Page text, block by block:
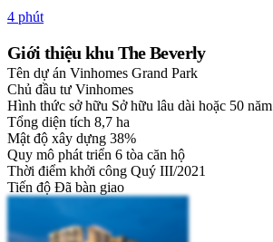
4 phút
Giới thiệu khu The Beverly
Tên dự án Vinhomes Grand Park
Chủ đầu tư Vinhomes
Hình thức sở hữu Sở hữu lâu dài hoặc 50 năm
Tổng diện tích 8,7 ha
Mật độ xây dựng 38%
Quy mô phát triển 6 tòa căn hộ
Thời điểm khởi công Quý III/2021
Tiến độ Đã bàn giao